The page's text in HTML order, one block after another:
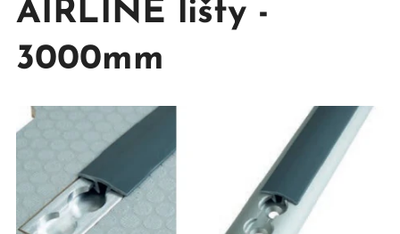
AIRLINE lišty -
3000mm